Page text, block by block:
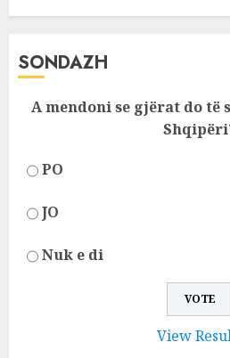
SONDAZH
A mendoni se gjërat do të
PO
JO
Nuk e di
View